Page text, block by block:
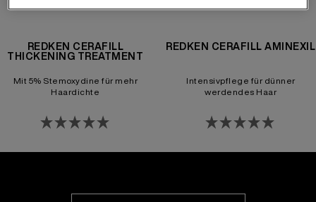
REDKEN CERAFILL
THICKENING TREATMENT
Mit 5% Stemoxydine für mehr
Haardichte
REDKEN CERAFILL AMINEXIL
Intensivpflege für dünner
werdendes Haar